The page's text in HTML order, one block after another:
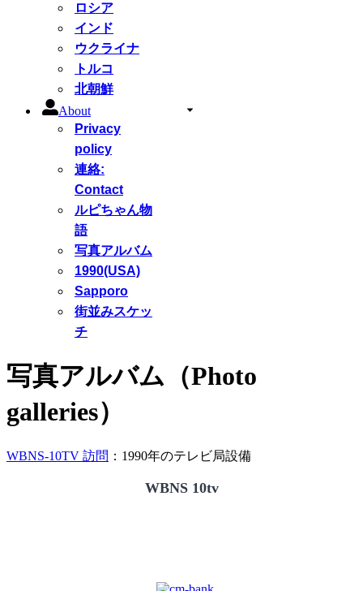
ロシア
インド
ウクライナ
トルコ
北朝鮮
About
Privacy
policy
連絡:
Contact
ルピちゃん物
語
写真アルバム
1990(USA)
Sapporo
街並みスケッ
チ
写真アルバム（Photo
galleries）
WBNS-10TV 訪問 ：1990年のテレビ局設備
WBNS 10tv